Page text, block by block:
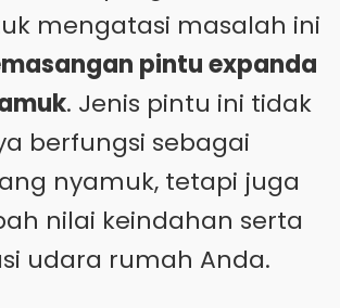
mengatasi masalah ini
pintu expanda
. Jenis pintu ini tidak
berfungsi sebagai
nyamuk, tetapi juga
nilai keindahan serta
udara rumah Anda.